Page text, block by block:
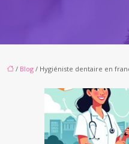
/ Blog / Hygiéniste dentaire en